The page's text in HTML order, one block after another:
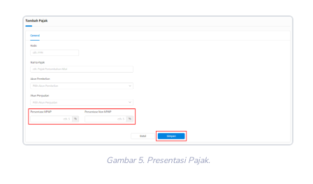
Gambar 5. Presentasi Pajak.